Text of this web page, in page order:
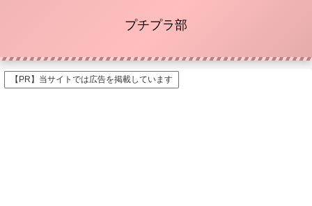
プチプラ部
【PR】当サイトでは広告を掲載しています